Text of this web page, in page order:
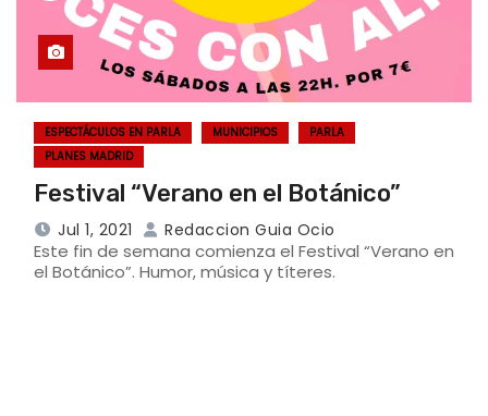
ESPECTÁCULOS EN PARLA MUNICIPIOS
PARLA
PLANES MADRID
Festival “Verano en el Botánico”
Jul 1, 2021 Redaccion Guia Ocio
Este fin de semana comienza el Festival “Verano en
el Botánico”. Humor, música y títeres.